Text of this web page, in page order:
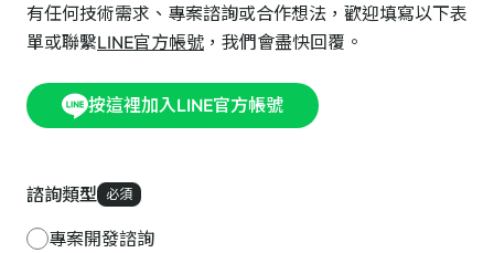
有任何技術需求、專案諮詢或合作想法，歡迎填寫以下表
單或聯繫LINE官方帳號 ，我們會盡快回覆。
按這裡加入LINE官方帳號
諮詢類型 必須
專案開發諮詢